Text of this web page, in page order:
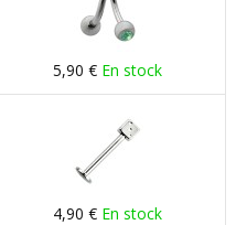
5,90 € En stock
4,90 € En stock